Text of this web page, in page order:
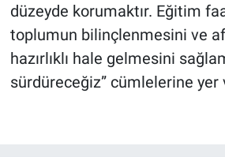
düzeyde korumaktır. Eğitim
toplumun bilinçlenmesini ve
hazırlıklı hale gelmesini
sürdüreceğiz” cümlelerine yer